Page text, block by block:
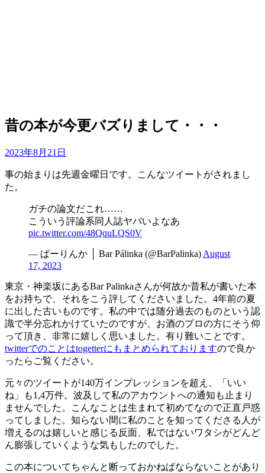
昔の本が今更バズりまして・・・
投稿者master
投
日:
2023年8月21日
事の始まりは先週金曜日です。こんなツイートがされまし
た。
ガチの論文だこれ……
こういう評論系同人誌ヤバいよなあ
pic.twitter.com/48QquLQS0V
— ぱーりんか │ Bar Pálinka (@BarPalinka) August
17, 2023
東京・神楽坂にあるBar Palinkaさんが何故か昔私が書いた本
をお持ちで、それをこう評してくださいました。4年前の夏
に出した古いものです。私の中では随分過去のものという認
識で半分忘れかけていたのですが、お酒のプロの方にそう仰
って頂き、非常に嬉しく思いました。有り難いことです。
twitterでのことはtogetterにもまとめられておりますので良か
ったらご覧ください。
元々のツイートが140万インプレッションを超え、「いい
ね」も1,4万件。波及して私のアカウントへの通知も止まり
ませんでした。こんなことは生まれて初めてなので正直戸惑
ってしました。知らない間に私のことを知ってくださる人が
増えるのは嬉しいと感じる反面、私ではないワタシがどんど
ん膨張していくような気もしたのでした。
この本についてちゃんと断っておかねばならないことがあり